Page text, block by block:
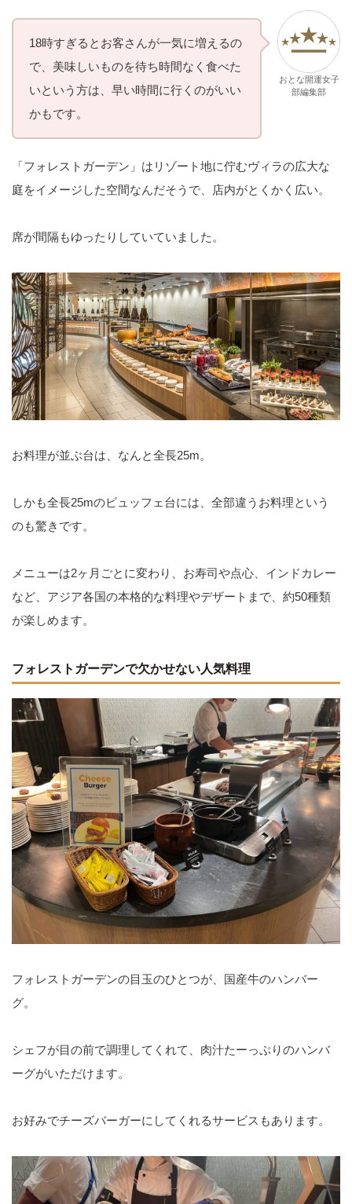
18時すぎるとお客さんが一気に増えるの
で、美味しいものを待ち時間なく食べた
いという方は、早い時間に行くのがいい
かもです。
おとな開運女子
部編集部
「フォレストガーデン」はリゾート地に佇むヴィラの広大な
庭をイメージした空間なんだそうで、店内がとくかく広い。
席が間隔もゆったりしていていました。
お料理が並ぶ台は、なんと全長25m。
しかも全長25mのビュッフェ台には、全部違うお料理という
のも驚きです。
メニューは2ヶ月ごとに変わり、お寿司や点心、インドカレー
など、アジア各国の本格的な料理やデザートまで、約50種類
が楽しめます。
フォレストガーデンで欠かせない人気料理
フォレストガーデンの目玉のひとつが、国産牛のハンバー
グ。
シェフが目の前で調理してくれて、肉汁たーっぷりのハンバ
ーグがいただけます。
お好みでチーズバーガーにしてくれるサービスもあります。